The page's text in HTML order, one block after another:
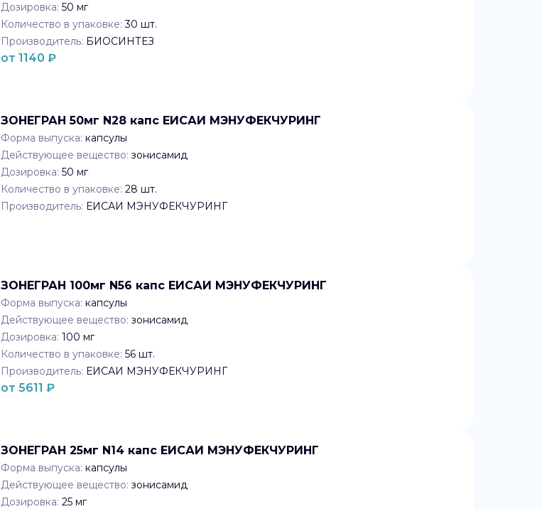
Дозировка: 50 мг
Количество в упаковке: 30 шт.
Производитель: БИОСИНТЕЗ
от 1140 ₽
ЗОНЕГРАН 50мг N28 капс ЕИСАИ МЭНУФЕКЧУРИНГ
Форма выпуска: капсулы
Действующее вещество: зонисамид
Дозировка: 50 мг
Количество в упаковке: 28 шт.
Производитель: ЕИСАИ МЭНУФЕКЧУРИНГ
ЗОНЕГРАН 100мг N56 капс ЕИСАИ МЭНУФЕКЧУРИНГ
Форма выпуска: капсулы
Действующее вещество: зонисамид
Дозировка: 100 мг
Количество в упаковке: 56 шт.
Производитель: ЕИСАИ МЭНУФЕКЧУРИНГ
от 5611 ₽
ЗОНЕГРАН 25мг N14 капс ЕИСАИ МЭНУФЕКЧУРИНГ
Форма выпуска: капсулы
Действующее вещество: зонисамид
Дозировка: 25 мг